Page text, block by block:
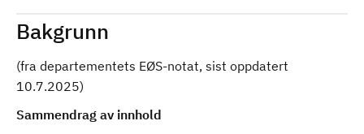
Bakgrunn
(fra departementets EØS-notat, sist oppdatert
10.7.2025)
Sammendrag av innhold